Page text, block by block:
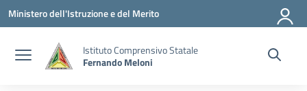
Vai ai contenuti
Vai al menu di navigazione
Vai al footer
Ministero dell'Istruzione e del Merito
Istituto Comprensivo Statale
Fernando Meloni